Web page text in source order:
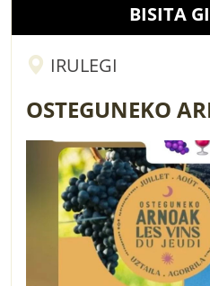
BISITA
IRULEGI
OSTEGUNEKO